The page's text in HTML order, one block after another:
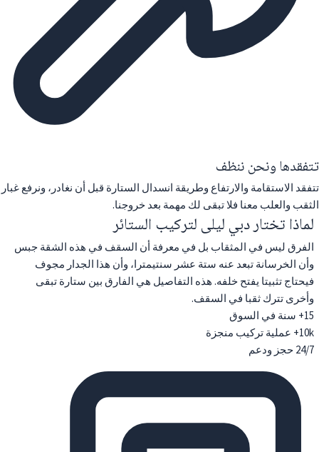
تتفقدها ونحن ننظف
تتفقد الاستقامة والارتفاع وطريقة انسدال الستارة قبل أن نغادر، ونرفع غبار
الثقب والعلب معنا فلا تبقى لك مهمة بعد خروجنا.
لماذا تختار دبي ليلى لتركيب الستائر
الفرق ليس في المثقاب بل في معرفة أن السقف في هذه الشقة جبس
وأن الخرسانة تبعد عنه ستة عشر سنتيمترا، وأن هذا الجدار مجوف
فيحتاج تثبيتا يفتح خلفه. هذه التفاصيل هي الفارق بين ستارة تبقى
وأخرى تترك ثقبا في السقف.
15+
سنة في السوق
10k+
عملية تركيب منجزة
24/7 حجز ودعم